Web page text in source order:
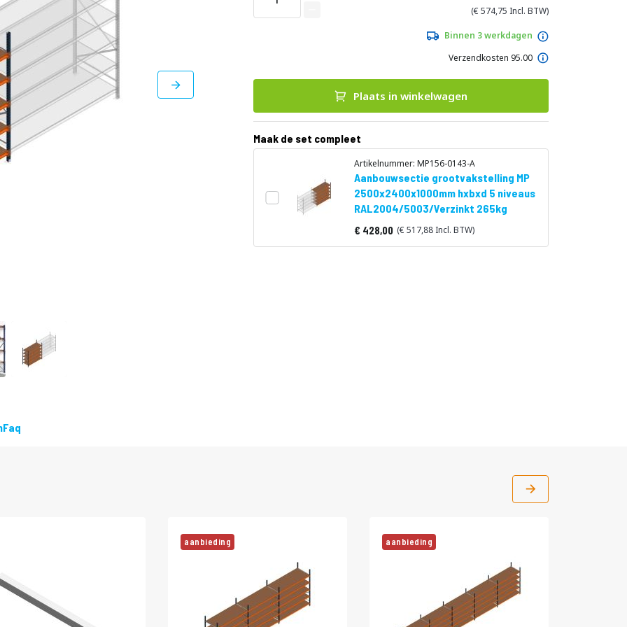
574,75
Binnen 3 werkdagen
Verzendkosten 95.00
Plaats in winkelwagen
Maak de set compleet
Artikelnummer: MP156-0143-A
Aanbouwsectie grootvakstelling MP
2500x2400x1000mm hxbxd 5 niveaus
RAL2004/5003/Verzinkt 265kg
Vanaf
428,00 517,88
Faq
aanbieding aanbieding